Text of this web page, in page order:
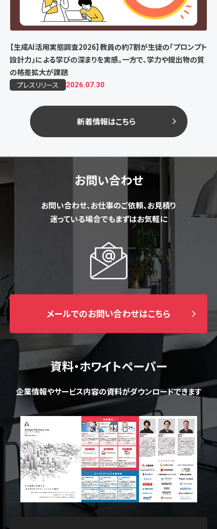
【生成AI活用実態調査2026】教員の約7割が生徒の「プロンプト
設計力」による学びの深まりを実感。一方で、学力や提出物の質
の格差拡大が課題
プレスリリース 2026.07.30
新着情報はこちら
お問い合わせ
お問い合わせ、お仕事のご依頼、お見積り
迷っている場合でもまずはお気軽に
メールでのお問い合わせはこちら
資料・ホワイトペーパー
企業情報やサービス内容の資料がダウンロードできます